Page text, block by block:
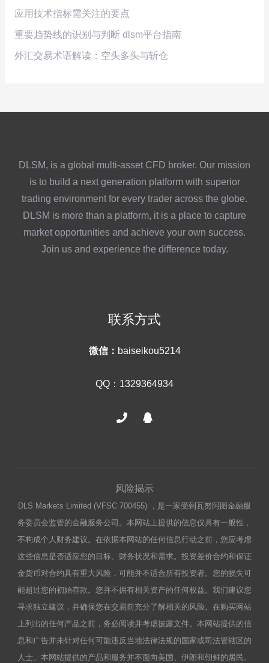
应用技术指标需关注的要点
重要趋势线的识别与判断 dlsm平台指南
外汇交易术语解读：空头多头与斩仓
DLSM, is a global multi-asset CFD broker. Our mission
is to build a next generation platform with superior
trading environment for every trader across the globe.
DLSM is more than a platform, it is a place to capture
market opportunities and achieve your own success.
Join us and experience the difference today.
联系方式
微信： baiseikou5214
QQ：1329364934
风险揭示
DLS Markets Limited (VFSC 700455) ，是一家受到瓦努阿图金融服
务委员会监管的金融服务公司。本网站上提供的信息仅具有一般性，
不构成个人财务建议。在依据本网站的任何信息行动之前，您应考虑
这些信息是否适应您的目标、财务状况和需求。投资差价合约和保证
金货币对合约具有重大风险，可能并不适合所有投资者。您的损失可
能超过您的初始存款。您并不拥有相关资产的任何权益。我们建议您
寻求独立建议，并确保您在交易前充分了解相关的风险。在购买网站
上列出的任何产品之前，务必阅读并考虑披露文件。本网站提供的信
息和广告并未针对任何可能违反当地法律法规的国家或司法管辖区的
人士。本网站提供的产品和服务并不面向美国、伊朗和朝鲜的居民。